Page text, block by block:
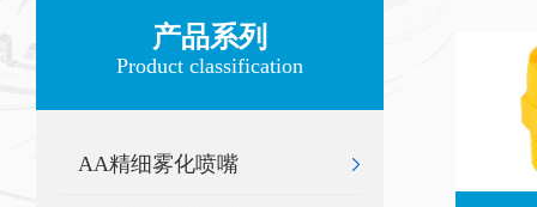
产品系列
Product classification
AA精细雾化喷嘴